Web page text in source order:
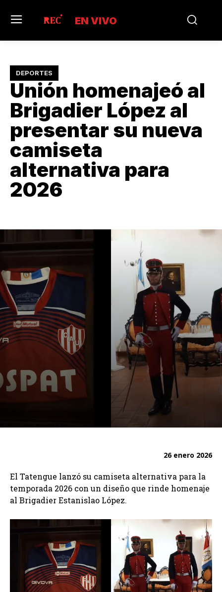
EN VIVO
DEPORTES
Unión homenajeó al
Brigadier López al
presentar su nueva
camiseta
alternativa para
2026
26 enero 2026
El Tatengue lanzó su camiseta alternativa para la
temporada 2026 con un diseño que rinde homenaje
al Brigadier Estanislao López.